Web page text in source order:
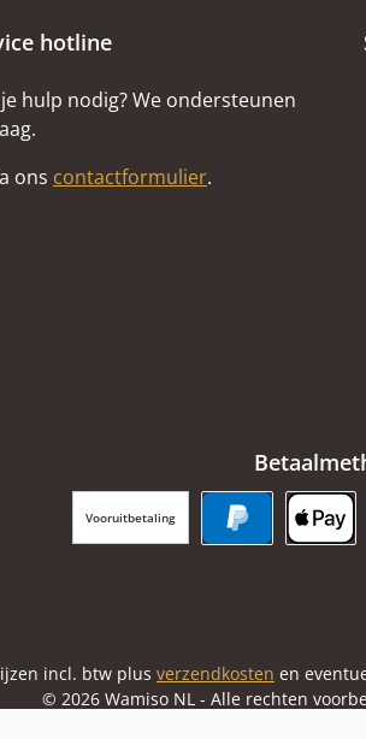
hotline
hulp nodig? We ondersteunen
ons contactformulier.
Vooruitbetaling
incl. btw plus verzendkosten en
© 2026 Wamiso NL - Alle rechten